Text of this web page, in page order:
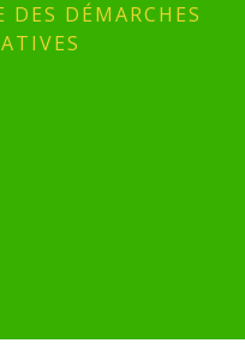
DES DÉMARCHES